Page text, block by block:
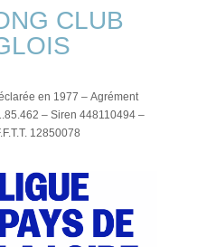
CLUB
en 1977 – Agrément
– Siren 448110494 –
12850078